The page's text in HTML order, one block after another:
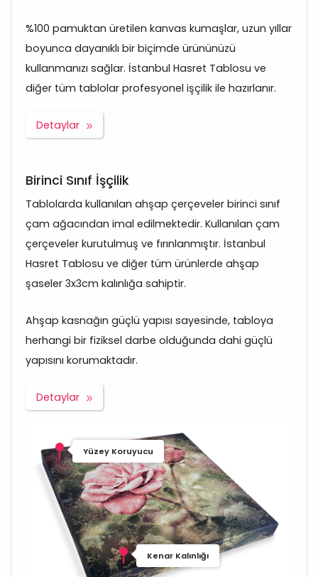
%100 pamuktan üretilen kanvas kumaşlar, uzun yıllar
boyunca dayanıklı bir biçimde ürününüzü
kullanmanızı sağlar. İstanbul Hasret Tablosu ve
diğer tüm tablolar profesyonel işçilik ile hazırlanır.
Detaylar
Birinci Sınıf İşçilik
Tablolarda kullanılan ahşap çerçeveler birinci sınıf
çam ağacından imal edilmektedir. Kullanılan çam
çerçeveler kurutulmuş ve fırınlanmıştır. İstanbul
Hasret Tablosu ve diğer tüm ürünlerde ahşap
şaseler 3x3cm kalınlığa sahiptir.
Ahşap kasnağın güçlü yapısı sayesinde, tabloya
herhangi bir fiziksel darbe olduğunda dahi güçlü
yapısını korumaktadır.
Detaylar
Yüzey Koruyucu
Kenar Kalınlığı